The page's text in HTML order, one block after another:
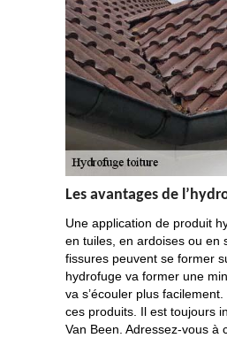
Les avantages de
Une application de produit
en tuiles, en ardoises ou en
fissures peuvent se former
hydrofuge va former une
va s’écouler plus
ces produits. Il est toujours
Van Been. Adressez-vous à